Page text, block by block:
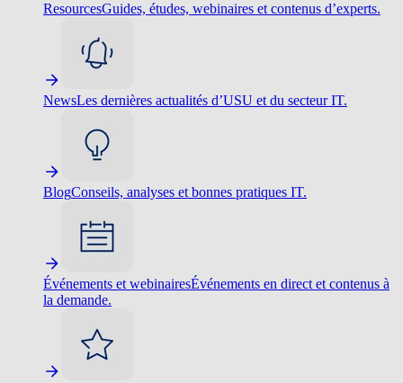
ResourcesGuides, études, webinaires et contenus d’experts.
NewsLes dernières actualités d’USU et du secteur IT.
BlogConseils, analyses et bonnes pratiques IT.
Événements et webinairesÉvénements en direct et contenus à
la demande.